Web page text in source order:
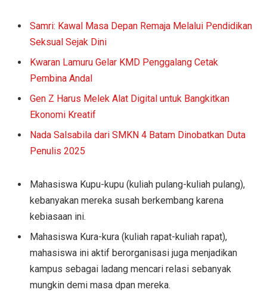
Samri: Kawal Masa Depan Remaja Melalui Pendidikan
Seksual Sejak Dini
Kwaran Lamuru Gelar KMD Penggalang Cetak
Pembina Andal
Gen Z Harus Melek Alat Digital untuk Bangkitkan
Ekonomi Kreatif
Nada Salsabila dari SMKN 4 Batam Dinobatkan Duta
Penulis 2025
Mahasiswa Kupu-kupu (kuliah pulang-kuliah pulang),
kebanyakan mereka susah berkembang karena
kebiasaan ini.
Mahasiswa Kura-kura (kuliah rapat-kuliah rapat),
mahasiswa ini aktif berorganisasi juga menjadikan
kampus sebagai ladang mencari relasi sebanyak
mungkin demi masa dpan mereka.